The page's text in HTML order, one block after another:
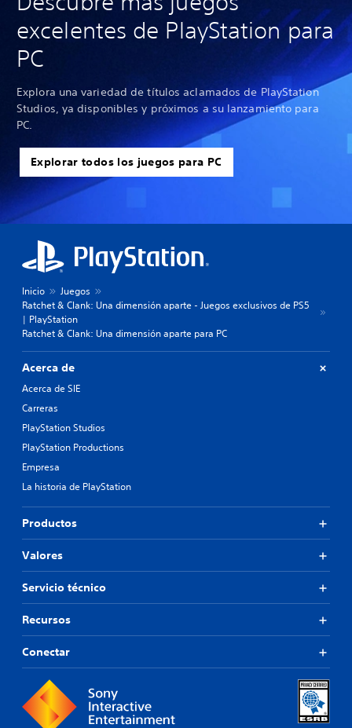
excelentes de PlayStation para
PC
Explora una variedad de títulos aclamados de PlayStation
Studios, ya disponibles y próximos a su lanzamiento para
PC.
Explorar todos los juegos para PC
Inicio
Juegos
Ratchet & Clank: Una dimensión aparte - Juegos exclusivos de PS5
| PlayStation
Ratchet & Clank: Una dimensión aparte para PC
Acerca de
Acerca de SIE
Carreras
PlayStation Studios
PlayStation Productions
Empresa
La historia de PlayStation
Productos
Valores
Servicio técnico
Recursos
Conectar